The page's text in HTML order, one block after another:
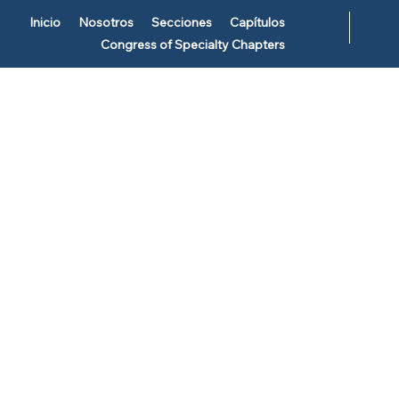
Inicio Nosotros Secciones
Capítulos
Congress of Specialty Chapters